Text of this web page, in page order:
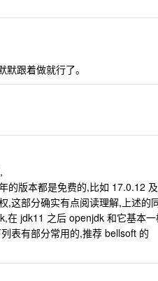
跟着做就行了。
的版本都是免费的,比如 17.0.12
,这部分确实有点阅读理解,上述的
jdk11 之后 openjdk 和它基本
表有部分常用的,推荐 bellsoft 的